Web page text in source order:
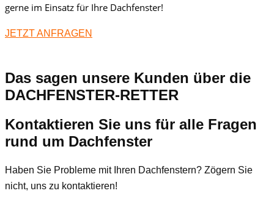
gerne im Einsatz für Ihre Dachfenster!
JETZT ANFRAGEN
Das sagen unsere Kunden über die
DACHFENSTER-RETTER
Kontaktieren Sie uns für alle Fragen
rund um Dachfenster
Haben Sie Probleme mit Ihren Dachfenstern? Zögern Sie
nicht, uns zu kontaktieren!